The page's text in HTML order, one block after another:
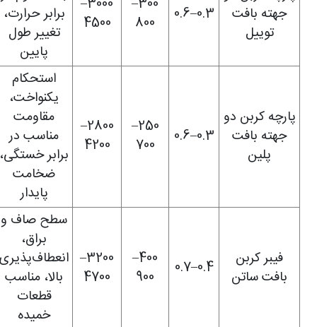
جهته بافت
توییل
0.3–0.6
300–
800
3000–
4500
برابر حرارت،
تغییر طول
پایین
پارچه کربن دو
جهته بافت
پلین
0.3–0.6
250–
700
2800–
4200
استحکام
یکنواخت،
مقاومت
مناسب در
برابر خستگی،
ضخامت
پایدار
فیبر کربن
بافت ساتن
0.4–0.7
400–
900
3200–
4700
سطح صاف و
براق،
انعطاف‌پذیری
بالا، مناسب
قطعات
خمیده